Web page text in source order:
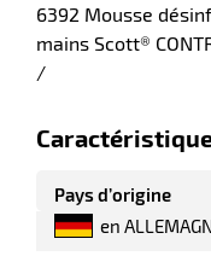
6392 Mousse
mains Scott®
/
Pays d’origine
en